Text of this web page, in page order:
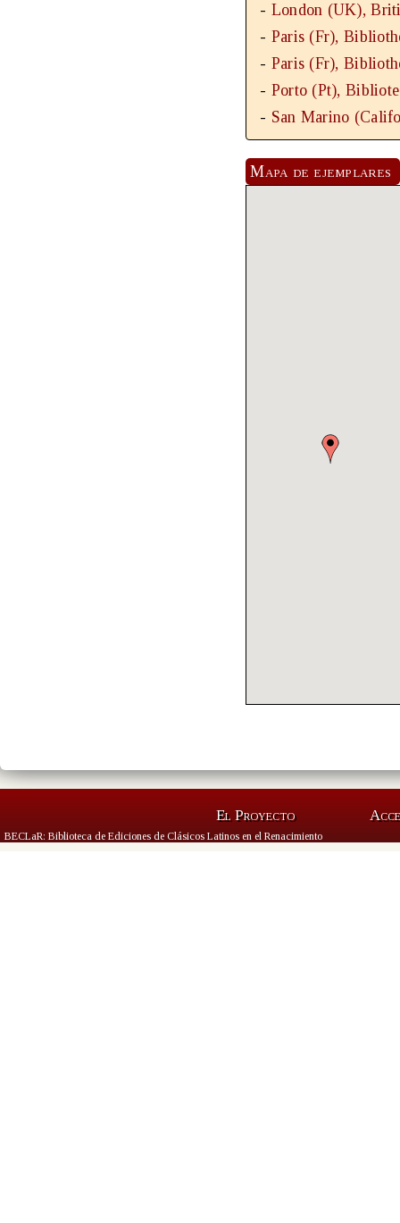
- London (UK),
- Paris (Fr),
- Paris (Fr),
- Porto (Pt),
- San Marino
Mapa de ejemplares
El Proyecto
BECLaR: Biblioteca de Ediciones de Clásicos Latinos en el Renacimiento